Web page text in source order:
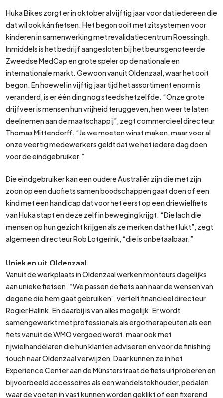
Huka Bikes zorgt er in oktober al vijftig jaar voor dat iedereen die
dat wil ook kán fietsen. Het begon ooit met zitsystemen voor
kinderen in samenwerking met revalidatiecentrum Roessingh.
Inmiddels is het bedrijf aangesloten bij het beursgenoteerde
Zweedse MedCap en grote speler op de nationale en
internationale markt. Gewoon vanuit Oldenzaal, waar het ooit
begon. En hoewel in vijftig jaar tijd het assortiment enorm is
veranderd, is er één ding nog steeds hetzelfde. “Onze grote
drijfveer is mensen hun vrijheid teruggeven, hen weer te laten
deelnemen aan de maatschappij”, zegt commercieel directeur
Thomas Mittendorff. “Ja we moeten winst maken, maar voor al
onze veertig medewerkers geldt dat we het iedere dag doen
voor de eindgebruiker.”
Die eindgebruiker kan een oudere Australiër zijn die met zijn
zoon op een duofiets samen boodschappen gaat doen of een
kind met een handicap dat voor het eerst op een driewielfiets
van Huka stapt en deze zelf in beweging krijgt. “Die lach die
mensen op hun gezicht krijgen als ze merken dat het lukt”, zegt
algemeen directeur Rob Lotgerink, “die is onbetaalbaar.”
Uniek en uit Oldenzaal
Vanuit de werkplaats in Oldenzaal werken monteurs dagelijks
aan unieke fietsen. “We passen de fiets aan naar de wensen van
degene die hem gaat gebruiken”, vertelt financieel directeur
Rogier Halink. En daarbij is van alles mogelijk. Er wordt
samengewerkt met professionals als ergotherapeuten als een
fiets vanuit de WMO vergoed wordt, maar ook met
rijwielhandelaren die hun klanten adviseren en voor de finishing
touch naar Oldenzaal verwijzen. Daar kunnen ze in het
Experience Center aan de Münsterstraat de fiets uitproberen en
bijvoorbeeld accessoires als een wandelstokhouder, pedalen
waar de voeten in vast kunnen worden geklikt of een fixerend